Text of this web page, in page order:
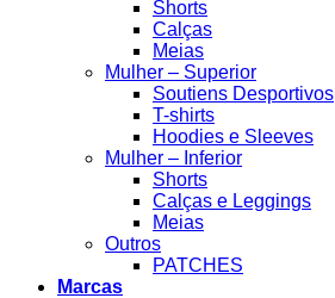
Shorts
Calças
Meias
Mulher – Superior
Soutiens Desportivos
T-shirts
Hoodies e Sleeves
Mulher – Inferior
Shorts
Calças e Leggings
Meias
Outros
PATCHES
Marcas